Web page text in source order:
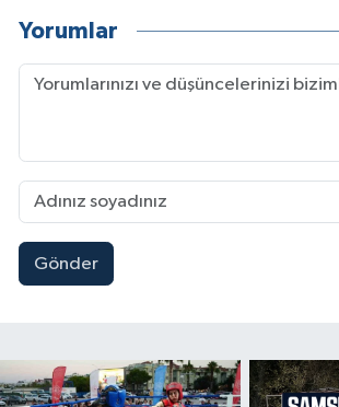
Yorumlar
Gönder